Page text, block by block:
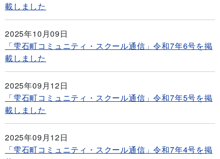
載しました
2025年10月09日
「雫石町コミュニティ・スクール通信」令和7年6号を掲
載しました
2025年09月12日
「雫石町コミュニティ・スクール通信」令和7年5号を掲
載しました
2025年09月12日
「雫石町コミュニティ・スクール通信」令和7年4号を掲